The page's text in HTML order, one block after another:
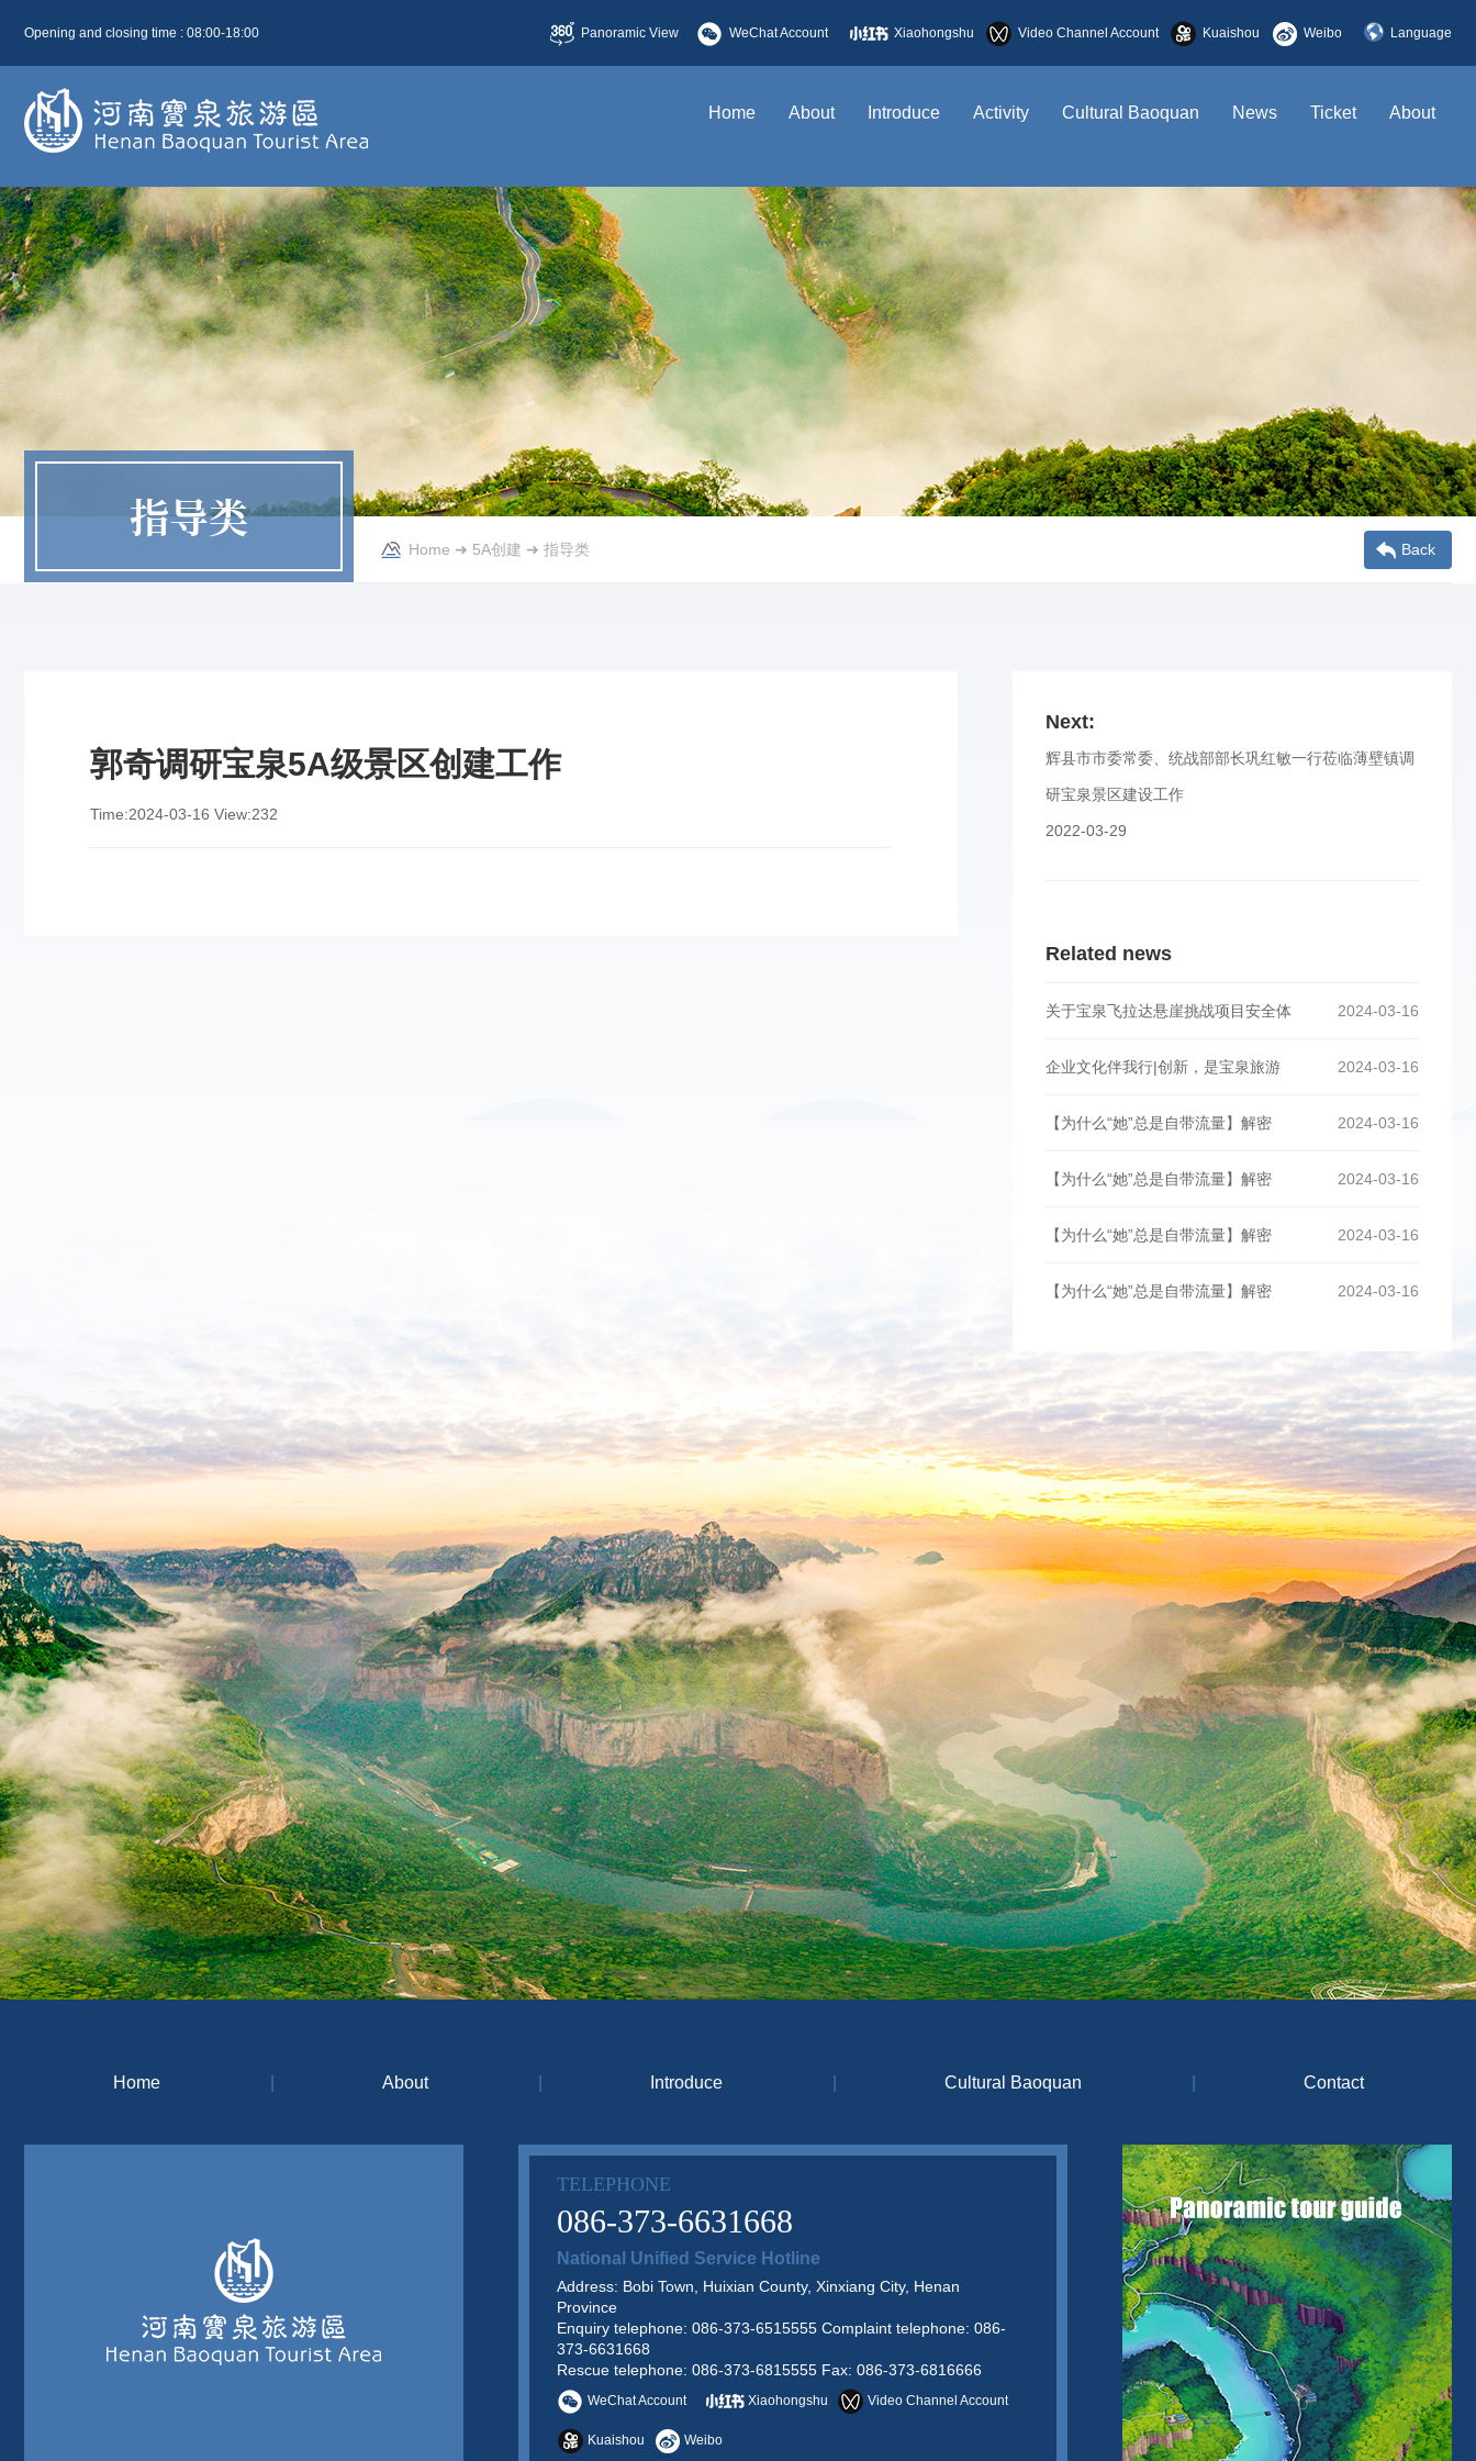
Opening and closing time : 08:00-18:00 Language
English
Panoramic View WeChat Account Xiaohongshu Video Channel Account Kuaishou Weibo
Home About Introduce Activity Cultural Baoquan News Ticket About
指导类
Home ➜ 5A创建 ➜ 指导类 Back
郭奇调研宝泉5A级景区创建工作
Time:2024-03-16 View:232
Next:
辉县市市委常委、统战部部长巩红敏一行莅临薄壁镇调
研宝泉景区建设工作
2022-03-29
Related news
2024-03-16
关于宝泉飞拉达悬崖挑战项目安全体
2024-03-16
企业文化伴我行|创新，是宝泉旅游
2024-03-16
【为什么“她”总是自带流量】解密
2024-03-16
【为什么“她”总是自带流量】解密
2024-03-16
【为什么“她”总是自带流量】解密
2024-03-16
【为什么“她”总是自带流量】解密
Home About Introduce Cultural Baoquan Contact
TELEPHONE
086-373-6631668
National Unified Service Hotline
Address: Bobi Town, Huixian County, Xinxiang City, Henan
Province
Enquiry telephone: 086-373-6515555 Complaint telephone: 086-
373-6631668
Rescue telephone: 086-373-6815555 Fax: 086-373-6816666
WeChat Account Xiaohongshu Video Channel Account
Kuaishou Weibo